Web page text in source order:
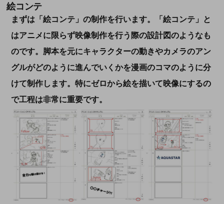
絵コンテ
まずは「絵コンテ」の制作を行います。「絵コンテ」と
はアニメに限らず映像制作を行う際の設計図のようなも
のです。脚本を元にキャラクターの動きやカメラのアン
グルがどのように進んでいくかを漫画のコマのように分
けて制作します。特にゼロから絵を描いて映像にするの
で工程は非常に重要です。